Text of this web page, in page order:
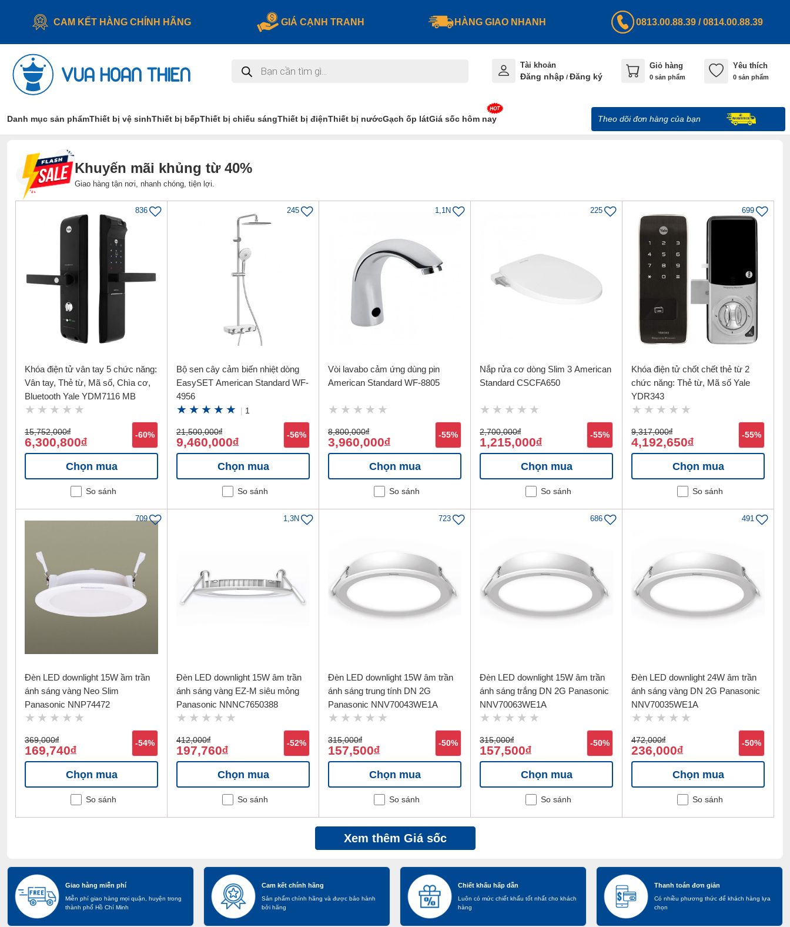
CAM KẾT HÀNG CHÍNH HÃNG GIÁ CẠNH TRANH HÀNG GIAO NHANH 0813.00.88.39 /0814.00.88.39
kiếm
sản
Tài khoản
Đăng nhập / Đăng ký
Giỏ hàng
0 sản phẩm
Yêu thích
0 sản phẩm
Danh mục sản phẩmThiết bị vệ sinhThiết bị bếpThiết bị chiếu sángThiết bị điệnThiết bị nướcGạch ốp látGiá sốc hôm nay Theo dõi đơn hàng của bạn
Khuyến mãi khủng từ 40%
Giao hàng tận nơi, nhanh chóng, tiện lợi.
836
Khóa điện tử vân tay 5 chức năng:
Vân tay, Thẻ từ, Mã số, Chìa cơ,
Bluetooth Yale YDM7116 MB
15,752,000đ
6,300,800đ
-60%
Chọn mua
So sánh
245
Bộ sen cây cảm biến nhiệt dòng
EasySET American Standard WF-
4956
| 1
21,500,000đ
9,460,000đ
-56%
Chọn mua
So sánh
1,1N
Vòi lavabo cảm ứng dùng pin
American Standard WF-8805
8,800,000đ
3,960,000đ
-55%
Chọn mua
So sánh
225
Nắp rửa cơ dòng Slim 3 American
Standard CSCFA650
2,700,000đ
1,215,000đ
-55%
Chọn mua
So sánh
699
Khóa điện tử chốt chết thẻ từ 2
chức năng: Thẻ từ, Mã số Yale
YDR343
9,317,000đ
4,192,650đ
-55%
Chọn mua
So sánh
709
Đèn LED downlight 15W ầm trần
ánh sáng vàng Neo Slim
Panasonic NNP74472
369,000đ
169,740đ
-54%
Chọn mua
So sánh
1,3N
Đèn LED downlight 15W âm trần
ánh sáng vàng EZ-M siêu mỏng
Panasonic NNNC7650388
412,000đ
197,760đ
-52%
Chọn mua
So sánh
723
Đèn LED downlight 15W âm trần
ánh sáng trung tính DN 2G
Panasonic NNV70043WE1A
315,000đ
157,500đ
-50%
Chọn mua
So sánh
686
Đèn LED downlight 15W âm trần
ánh sáng trắng DN 2G Panasonic
NNV70063WE1A
315,000đ
157,500đ
-50%
Chọn mua
So sánh
491
Đèn LED downlight 24W âm trần
ánh sáng vàng DN 2G Panasonic
NNV70035WE1A
472,000đ
236,000đ
-50%
Chọn mua
So sánh
Xem thêm Giá sốc
Giao hàng miễn phí
Miễn phí giao hàng mọi quận, huyện trong
thành phố Hồ Chí Minh
Cam kết chính hãng
Sản phẩm chính hãng và được bảo hành
bởi hãng
Chiết khấu hấp dẫn
Luôn có mức chiết khấu tốt nhất cho khách
hàng
Thanh toán đơn giản
Có nhiều phương thức để khách hàng lựa
chọn